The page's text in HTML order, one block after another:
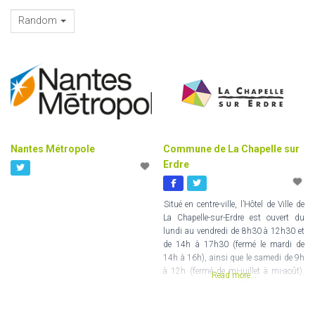
Random
Nantes Métropole
Commune de La Chapelle sur
Erdre
Situé en centre-ville, l’Hôtel de Ville de
La Chapelle-sur-Erdre est ouvert du
lundi au vendredi de 8h30 à 12h30 et
de 14h à 17h30 (fermé le mardi de
14h à 16h), ainsi que le samedi de 9h
à 12h (fermé de mi-juillet à mi-août).
Read more...